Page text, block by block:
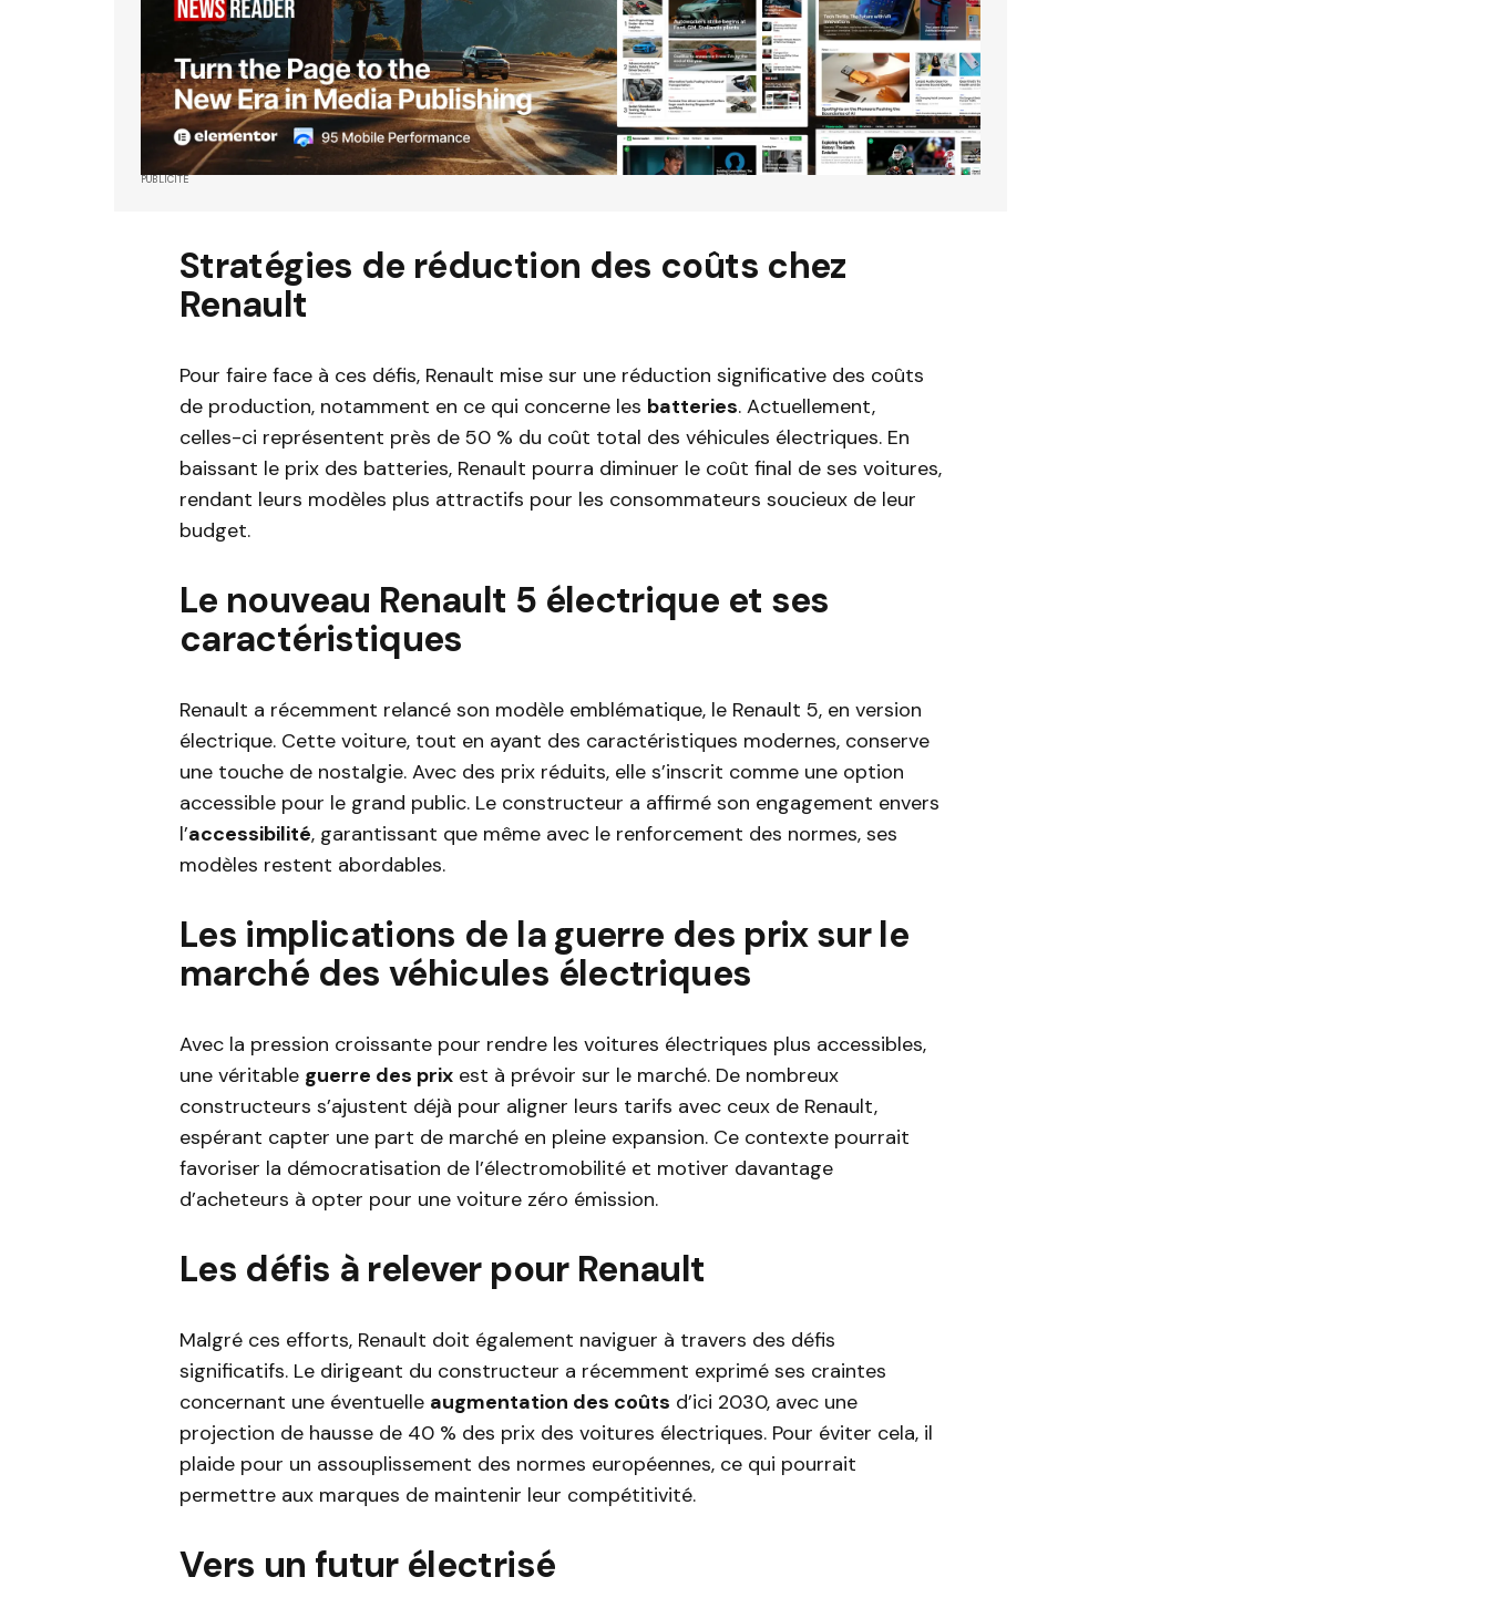
PUBLICITÉ
Stratégies de réduction des coûts chez
Renault
Pour faire face à ces défis, Renault mise sur une réduction significative des coûts
de production, notamment en ce qui concerne les batteries. Actuellement,
celles-ci représentent près de 50 % du coût total des véhicules électriques. En
baissant le prix des batteries, Renault pourra diminuer le coût final de ses voitures,
rendant leurs modèles plus attractifs pour les consommateurs soucieux de leur
budget.
Le nouveau Renault 5 électrique et ses
caractéristiques
Renault a récemment relancé son modèle emblématique, le Renault 5, en version
électrique. Cette voiture, tout en ayant des caractéristiques modernes, conserve
une touche de nostalgie. Avec des prix réduits, elle s’inscrit comme une option
accessible pour le grand public. Le constructeur a affirmé son engagement envers
l’accessibilité, garantissant que même avec le renforcement des normes, ses
modèles restent abordables.
Les implications de la guerre des prix sur le
marché des véhicules électriques
Avec la pression croissante pour rendre les voitures électriques plus accessibles,
une véritable guerre des prix est à prévoir sur le marché. De nombreux
constructeurs s’ajustent déjà pour aligner leurs tarifs avec ceux de Renault,
espérant capter une part de marché en pleine expansion. Ce contexte pourrait
favoriser la démocratisation de l’électromobilité et motiver davantage
d’acheteurs à opter pour une voiture zéro émission.
Les défis à relever pour Renault
Malgré ces efforts, Renault doit également naviguer à travers des défis
significatifs. Le dirigeant du constructeur a récemment exprimé ses craintes
concernant une éventuelle augmentation des coûts d’ici 2030, avec une
projection de hausse de 40 % des prix des voitures électriques. Pour éviter cela, il
plaide pour un assouplissement des normes européennes, ce qui pourrait
permettre aux marques de maintenir leur compétitivité.
Vers un futur électrisé